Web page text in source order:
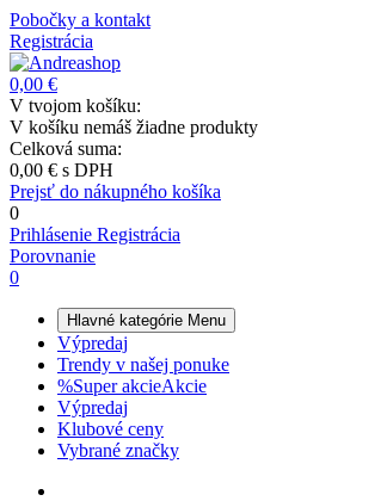
Pobočky a kontakt
Registrácia
0,00 €
V tvojom košíku:
V košíku nemáš žiadne produkty
Celková suma:
0,00 € s DPH
Prejsť do nákupného košíka
0
Prihlásenie Registrácia
Porovnanie
0
Hlavné kategórie Menu
Výpredaj
Trendy v našej ponuke
%Super akcieAkcie
Výpredaj
Klubové ceny
Vybrané značky